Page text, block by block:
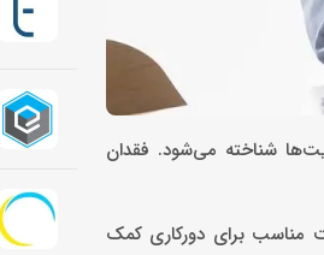
شناخته می‌شود. فقدان
مناسب برای دورکاری کمک